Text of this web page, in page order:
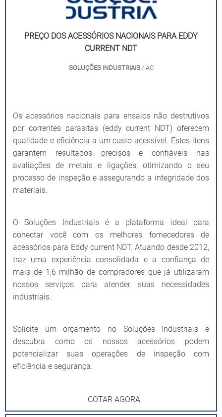
PREÇO DOS ACESSÓRIOS NACIONAIS PARA EDDY
CURRENT NDT
SOLUÇÕES INDUSTRIAIS/ AC
Os acessórios nacionais para ensaios não destrutivos
por correntes parasitas (eddy current NDT) oferecem
qualidade e eficiência a um custo acessível. Estes itens
garantem resultados precisos e confiáveis nas
avaliações de metais e ligações, otimizando o seu
processo de inspeção e assegurando a integridade dos
materiais.
O Soluções Industriais é a plataforma ideal para
conectar você com os melhores fornecedores de
acessórios para Eddy current NDT. Atuando desde 2012,
traz uma experiência consolidada e a confiança de
mais de 1,6 milhão de compradores que já utilizaram
nossos serviços para atender suas necessidades
industriais.
Solicite um orçamento no Soluções Industriais e
descubra como os nossos acessórios podem
potencializar suas operações de inspeção com
eficiência e segurança.
COTAR AGORA